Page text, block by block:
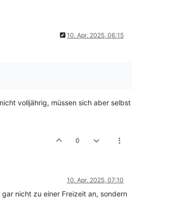
10. Apr. 2025, 06:15
volljährig, müssen sich aber selbst
0
10. Apr. 2025, 07:10
nicht zu einer Freizeit an, sondern